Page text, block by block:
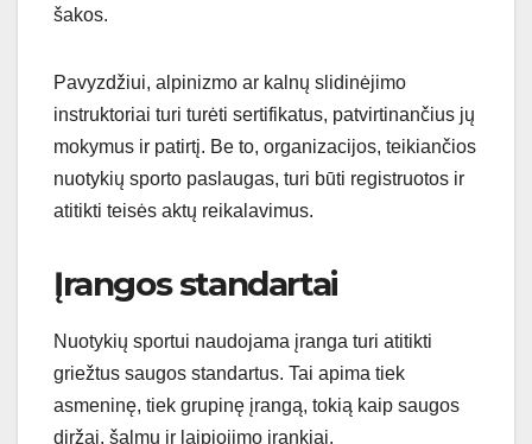
šakos.
Pavyzdžiui, alpinizmo ar kalnų slidinėjimo
instruktoriai turi turėti sertifikatus, patvirtinančius jų
mokymus ir patirtį. Be to, organizacijos, teikiančios
nuotykių sporto paslaugas, turi būti registruotos ir
atitikti teisės aktų reikalavimus.
Įrangos standartai
Nuotykių sportui naudojama įranga turi atitikti
griežtus saugos standartus. Tai apima tiek
asmeninę, tiek grupinę įrangą, tokią kaip saugos
diržai, šalmų ir laipiojimo įrankiai.